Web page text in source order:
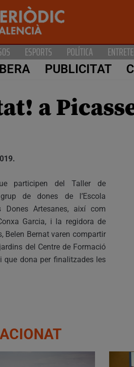
ESPORTS POLÍTICA
PUBLICITAT
a
participen del Taller de
de dones de l’Escola
Artesanes, així com
Garcia, i la regidora de
Belen Bernat varen compartir
del Centre de Formació
que dona per finalitzades les